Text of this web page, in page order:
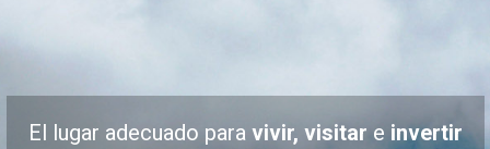
El lugar adecuado para vivir, visitar e invertir